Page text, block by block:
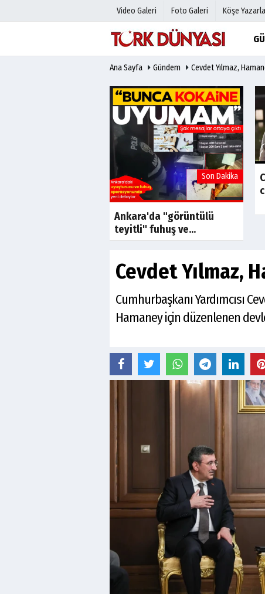
Video Galeri Foto Galeri Köşe
Hava
Gazete
Anketler
Biyografiler
Ana Sayfa Gündem Cevdet Yılmaz,
Son Dakika
Ankara'da "görüntülü
teyitli" fuhuş ve...
Cevdet Yılmaz,
Cumhurbaşkanı Yardımcısı
Hamaney için düzenlenen